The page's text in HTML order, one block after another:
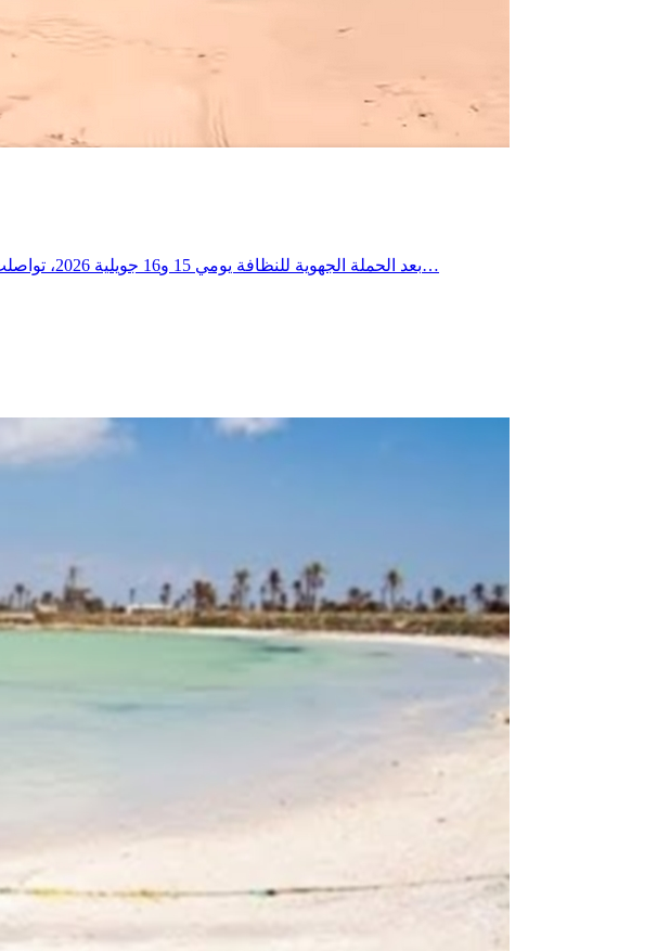
بعد الحملة الجهوية للنظافة يومي 15 و16 جويلية 2026، تواصلت التدخلات الميدانية يومي 18 و19 جويلية 2026 ببلدية العوابد الخزانات، حيث شملت العمادات الثلاث، وذلك في إطار…